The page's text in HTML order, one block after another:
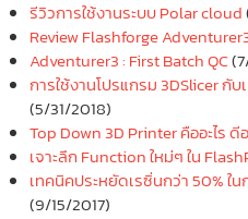
รีวิวการใช้งานระบบ Polar cloud
Review Flashforge
Adventurer3 : First Batch QC
การใช้งานโปรแกรม 3DSlicer กั
(5/31/2018)
Top Down 3D Printer คืออะไร ดี
เจาะลึก Function ใหม่ๆ ใน
เทคนิคประหยัดเรซิ่นกว่า 50% ใ
(9/15/2017)